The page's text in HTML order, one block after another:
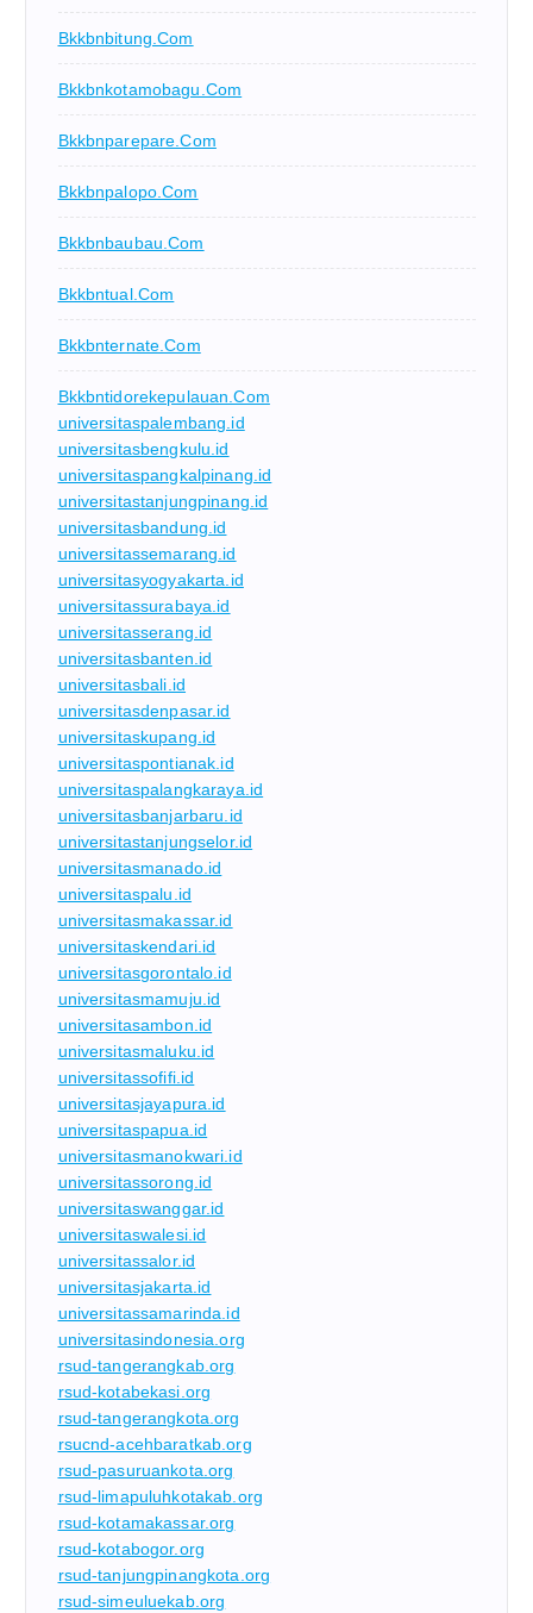
Bkkbnbitung.com
Bkkbnkotamobagu.com
Bkkbnparepare.com
Bkkbnpalopo.com
Bkkbnbaubau.com
Bkkbntual.com
Bkkbnternate.com
Bkkbntidorekepulauan.com
universitaspalembang.id
universitasbengkulu.id
universitaspangkalpinang.id
universitastanjungpinang.id
universitasbandung.id
universitassemarang.id
universitasyogyakarta.id
universitassurabaya.id
universitasserang.id
universitasbanten.id
universitasbali.id
universitasdenpasar.id
universitaskupang.id
universitaspontianak.id
universitaspalangkaraya.id
universitasbanjarbaru.id
universitastanjungselor.id
universitasmanado.id
universitaspalu.id
universitasmakassar.id
universitaskendari.id
universitasgorontalo.id
universitasmamuju.id
universitasambon.id
universitasmaluku.id
universitassofifi.id
universitasjayapura.id
universitaspapua.id
universitasmanokwari.id
universitassorong.id
universitaswanggar.id
universitaswalesi.id
universitassalor.id
universitasjakarta.id
universitassamarinda.id
universitasindonesia.org
rsud-tangerangkab.org
rsud-kotabekasi.org
rsud-tangerangkota.org
rsucnd-acehbaratkab.org
rsud-pasuruankota.org
rsud-limapuluhkotakab.org
rsud-kotamakassar.org
rsud-kotabogor.org
rsud-tanjungpinangkota.org
rsud-simeuluekab.org